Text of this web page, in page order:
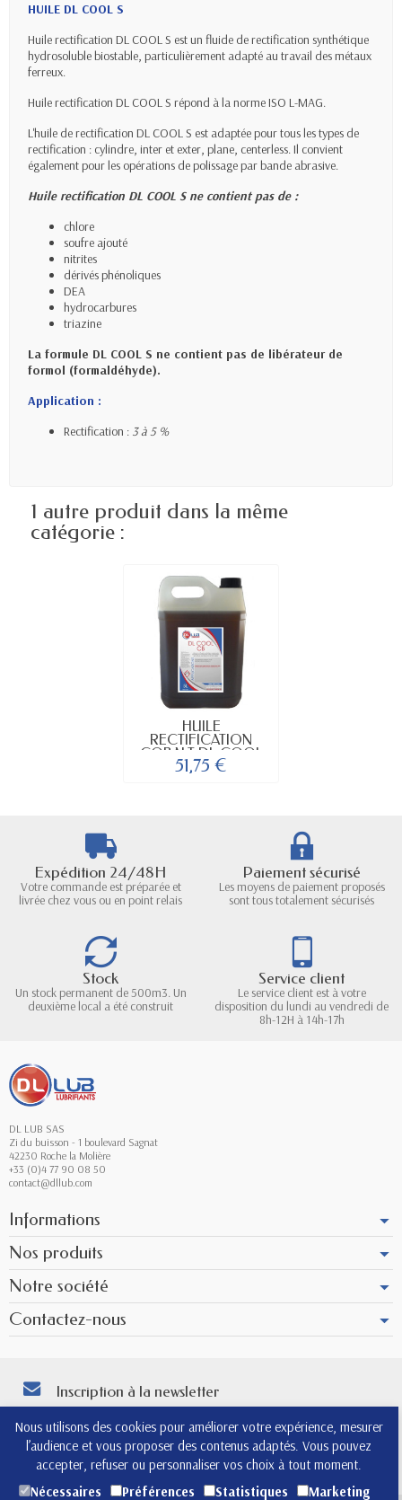
Nous utilisons des cookies pour améliorer votre expérience, mesurer
l’audience et vous proposer des contenus adaptés. Vous pouvez
accepter, refuser ou personnaliser vos choix à tout moment.
Nécessaires
Préférences Statistiques Marketing
HUILE DL COOL S
Huile rectification DL COOL S est un fluide de rectification synthétique
hydrosoluble biostable, particulièrement adapté au travail des métaux
ferreux.
Huile rectification DL COOL S répond à la norme ISO L-MAG.
L'huile de rectification DL COOL S est adaptée pour tous les types de
rectification : cylindre, inter et exter, plane, centerless. Il convient
également pour les opérations de polissage par bande abrasive.
Huile rectification DL COOL S ne contient pas de :
chlore
soufre ajouté
nitrites
dérivés phénoliques
DEA
hydrocarbures
triazine
La formule DL COOL S ne contient pas de libérateur de
formol (formaldéhyde).
Application :
Rectification : 3 à 5 %
1 autre produit dans la même
catégorie :
HUILE
RECTIFICATION
COBALT DL COOL
CB
51,75 €
Expédition 24/48H
Votre commande est préparée et
livrée chez vous ou en point relais
Paiement sécurisé
Les moyens de paiement proposés
sont tous totalement sécurisés
Stock
Un stock permanent de 500m3. Un
deuxième local a été construit
Service client
Le service client est à votre
disposition du lundi au vendredi de
8h-12H à 14h-17h
DL LUB SAS
Zi du buisson - 1 boulevard Sagnat
42230 Roche la Molière
+33 (0)4 77 90 08 50
contact@dllub.com
Informations
Nos produits
Notre société
Contactez-nous
Inscription à la newsletter
informations de contact dans les conditions d'utilisation du site.
4.8